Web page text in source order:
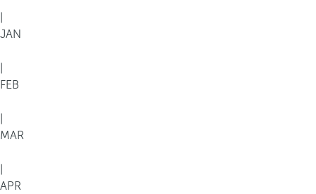
JAN
FEB
MAR
APR